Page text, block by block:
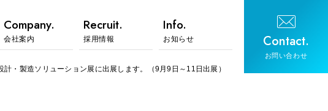
Company.
会社案内
Recruit.
採用情報
Info.
お知らせ Contact.
お問い合わせ
計・製造ソリューション展に出展します。（9月9日～11日出展）